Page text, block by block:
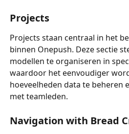
Projects
Projects staan centraal in het
binnen Onepush. Deze sectie
modellen te organiseren in
waardoor het eenvoudiger
hoeveelheden data te beheren
met teamleden.
Navigation with Bread